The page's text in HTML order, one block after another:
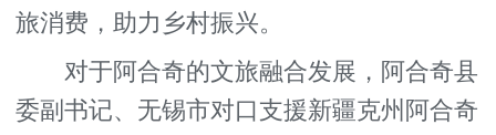
旅消费，助力乡村振兴。
对于阿合奇的文旅融合发展，阿合奇县
委副书记、无锡市对口支援新疆克州阿合奇